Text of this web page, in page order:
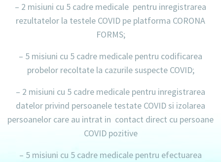
– 2 misiuni cu 5 cadre medicale pentru inregistrarea
rezultatelor la testele COVID pe platforma CORONA
FORMS;
– 5 misiuni cu 5 cadre medicale pentru codificarea
probelor recoltate la cazurile suspecte COVID;
– 2 misiuni cu 5 cadre medicale pentru inregistrarea
datelor privind persoanele testate COVID si izolarea
persoanelor care au intrat in contact direct cu persoane
COVID pozitive
– 5 misiuni cu 5 cadre medicale pentru efectuarea